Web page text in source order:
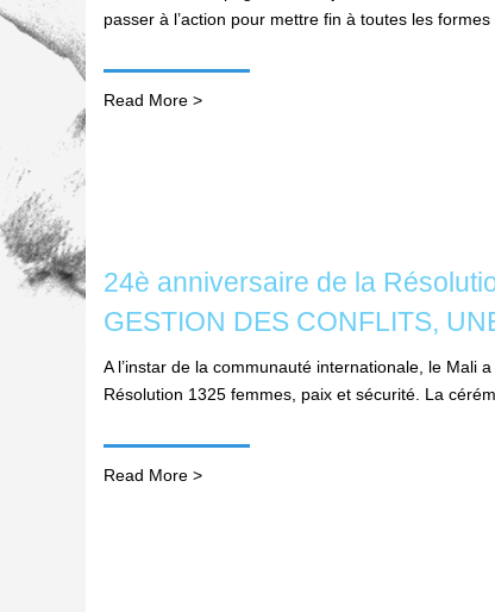
passer à l’action pour mettre fin à toutes les
Read More >
24è anniversaire de la
GESTION DES CONFLITS,
A l’instar de la communauté internationale, le Mali
Résolution 1325 femmes, paix et sécurité. La
Read More >